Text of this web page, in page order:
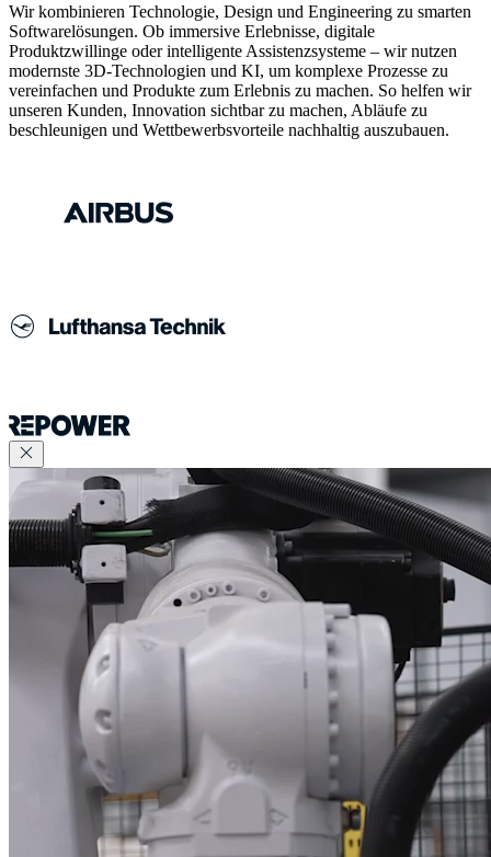
Wir kombinieren Technologie, Design und Engineering zu smarten
Softwarelösungen. Ob immersive Erlebnisse, digitale
Produktzwillinge oder intelligente Assistenzsysteme – wir nutzen
modernste 3D-Technologien und KI, um komplexe Prozesse zu
vereinfachen und Produkte zum Erlebnis zu machen. So helfen wir
unseren Kunden, Innovation sichtbar zu machen, Abläufe zu
beschleunigen und Wettbewerbsvorteile nachhaltig auszubauen.